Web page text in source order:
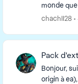
monde
l'arrêt du
chachII28
Pack
Bonjour,
origin à